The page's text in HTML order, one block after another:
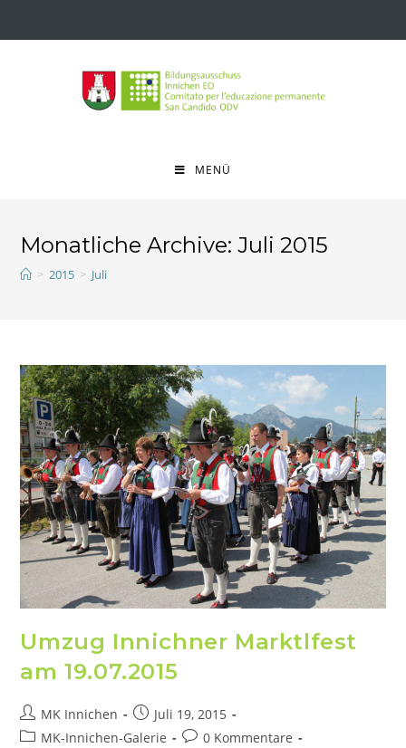
MENÜ
Monatliche Archive: Juli 2015
> 2015 > Juli
Umzug Innichner Marktlfest
am 19.07.2015
MK Innichen
Juli 19, 2015
MK-Innichen-Galerie
0 Kommentare